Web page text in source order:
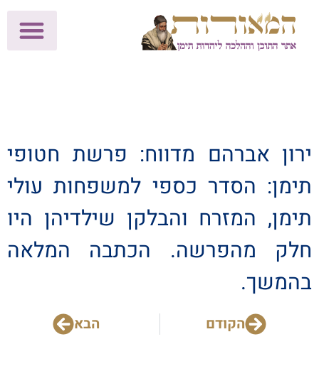
ירון אברהם מדווח: פרשת חטופי
תימן: הסדר כספי למשפחות עולי
תימן, המזרח והבלקן שילדיהן היו
חלק מהפרשה. הכתבה המלאה
בהמשך.
הקודם הבא